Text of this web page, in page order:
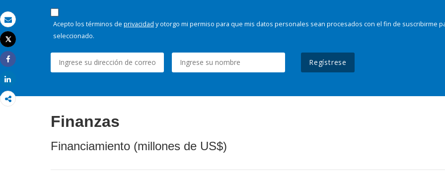
Correo electrónico
Imprimir
Tweet
Share
Acepto los términos de privacidad y otorgo mi permiso para que mis datos personales sean procesados con el fin de suscribirme
seleccionado.
Regístrese
Finanzas
Financiamiento (millones de US$)